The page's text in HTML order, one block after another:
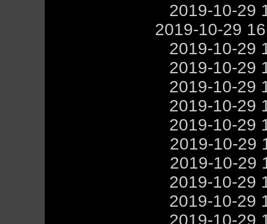
2019-10-29
2019-10-29
2019-10-29
2019-10-29
2019-10-29
2019-10-29
2019-10-29
2019-10-29
2019-10-29
2019-10-29
2019-10-29
2019-10-29